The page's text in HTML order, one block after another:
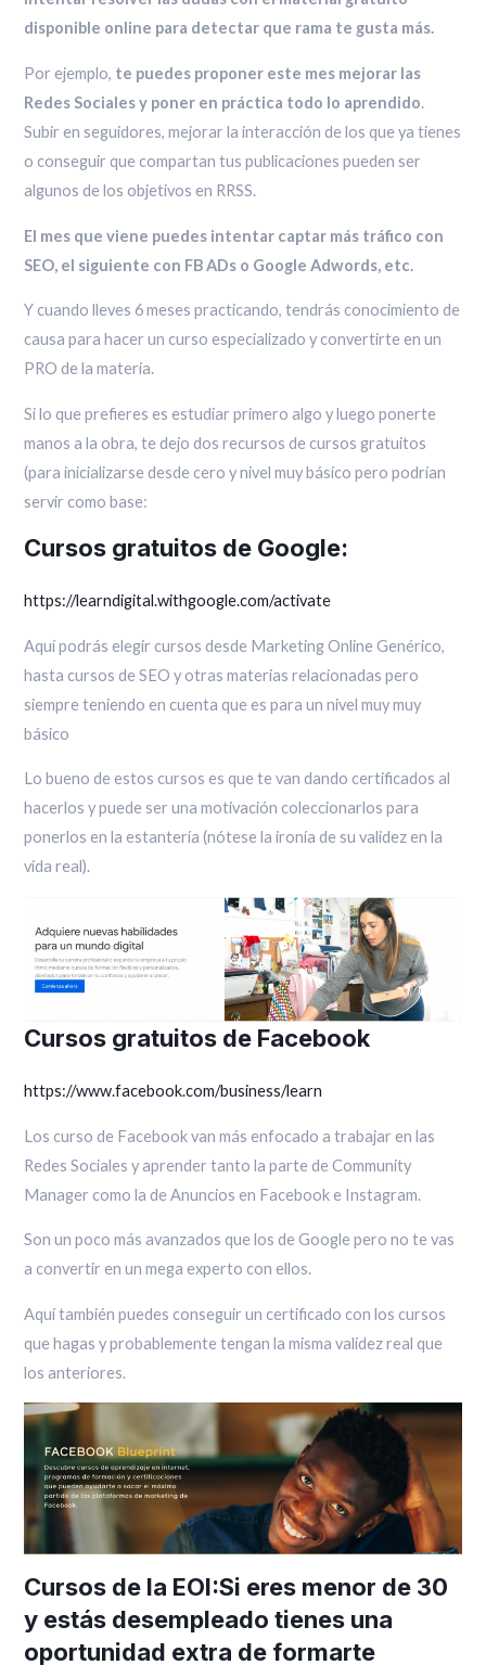
disponible online para detectar que rama te gusta más.
Por ejemplo, te puedes proponer este mes mejorar las
Redes Sociales y poner en práctica todo lo aprendido.
Subir en seguidores, mejorar la interacción de los que ya tienes
o conseguir que compartan tus publicaciones pueden ser
algunos de los objetivos en RRSS.
El mes que viene puedes intentar captar más tráfico con
SEO, el siguiente con FB ADs o Google Adwords, etc.
Y cuando lleves 6 meses practicando, tendrás conocimiento de
causa para hacer un curso especializado y convertirte en un
PRO de la materia.
Si lo que prefieres es estudiar primero algo y luego ponerte
manos a la obra, te dejo dos recursos de cursos gratuitos
(para inicializarse desde cero y nivel muy básico pero podrían
servir como base:
Cursos gratuitos de Google:
https://learndigital.withgoogle.com/activate
Aquí podrás elegir cursos desde Marketing Online Genérico,
hasta cursos de SEO y otras materias relacionadas pero
siempre teniendo en cuenta que es para un nivel muy muy
básico
Lo bueno de estos cursos es que te van dando certificados al
hacerlos y puede ser una motivación coleccionarlos para
ponerlos en la estantería (nótese la ironía de su validez en la
vida real).
Cursos gratuitos de Facebook
https://www.facebook.com/business/learn
Los curso de Facebook van más enfocado a trabajar en las
Redes Sociales y aprender tanto la parte de Community
Manager como la de Anuncios en Facebook e Instagram.
Son un poco más avanzados que los de Google pero no te vas
a convertir en un mega experto con ellos.
Aquí también puedes conseguir un certificado con los cursos
que hagas y probablemente tengan la misma validez real que
los anteriores.
Cursos de la EOI:Si eres menor de 30
y estás desempleado tienes una
oportunidad extra de formarte